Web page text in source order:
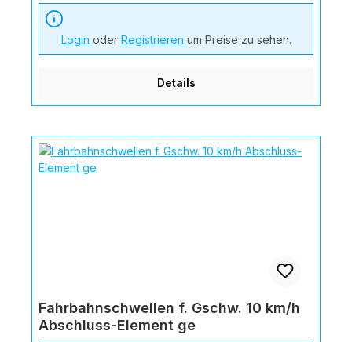
Login oder Registrieren um Preise zu sehen.
Details
Fahrbahnschwellen f. Gschw. 10 km/h
Abschluss-Element ge